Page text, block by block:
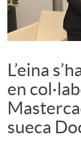
L’eina
en
sueca